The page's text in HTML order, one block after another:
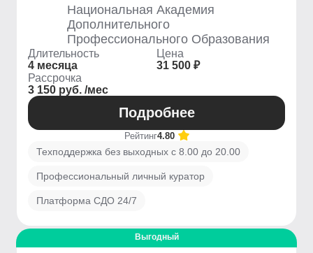
Национальная Академия
Дополнительного
Профессионального Образования
Длительность
4 месяца
Цена
31 500 ₽
Рассрочка
3 150 руб. /мес
Подробнее
Рейтинг4.80
Техподдержка без выходных с 8.00 до 20.00
Профессиональный личный куратор
Платформа СДО 24/7
Выгодный